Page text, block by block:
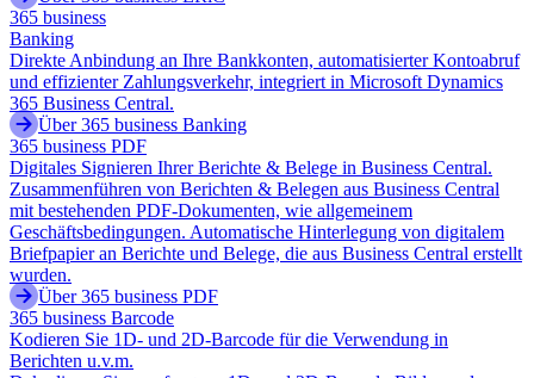
365 business
Banking
Direkte Anbindung an Ihre Bankkonten, automatisierter Kontoabruf
und effizienter Zahlungsverkehr, integriert in Microsoft Dynamics
365 Business Central.
Über 365 business Banking
365 business PDF
Digitales Signieren Ihrer Berichte & Belege in Business Central.
Zusammenführen von Berichten & Belegen aus Business Central
mit bestehenden PDF-Dokumenten, wie allgemeinem
Geschäftsbedingungen. Automatische Hinterlegung von digitalem
Briefpapier an Berichte und Belege, die aus Business Central erstellt
wurden.
Über 365 business PDF
365 business Barcode
Kodieren Sie 1D- und 2D-Barcode für die Verwendung in
Berichten u.v.m.